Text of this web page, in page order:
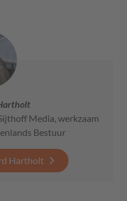
Media, werkzaam
Bestuur
Hartholt